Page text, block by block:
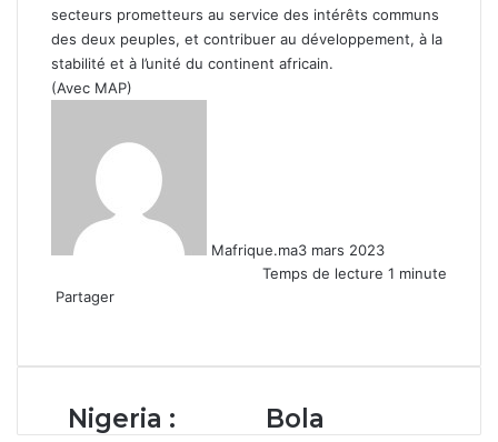
secteurs prometteurs au service des intérêts communs
des deux peuples, et contribuer au développement, à la
stabilité et à l’unité du continent africain.
(Avec MAP)
Mafrique.ma3 mars 2023
Temps de lecture 1 minute
Partager
email
Nigeria
:Nigeria :
Bola
Tinubu,
Bola